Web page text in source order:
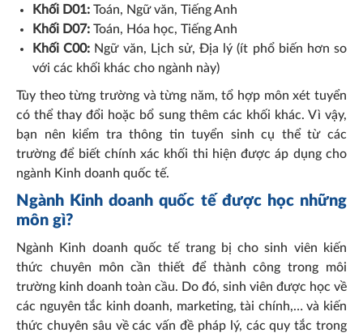
Khối D01: Toán, Ngữ văn, Tiếng Anh
Khối D07: Toán, Hóa học, Tiếng Anh
Khối C00: Ngữ văn, Lịch sử, Địa lý (ít phổ biến hơn so
với các khối khác cho ngành này)
Tùy theo từng trường và từng năm, tổ hợp môn xét tuyển
có thể thay đổi hoặc bổ sung thêm các khối khác. Vì vậy,
bạn nên kiểm tra thông tin tuyển sinh cụ thể từ các
trường để biết chính xác khối thi hiện được áp dụng cho
ngành Kinh doanh quốc tế.
Ngành Kinh doanh quốc tế được học những
môn gì?
Ngành Kinh doanh quốc tế trang bị cho sinh viên kiến
thức chuyên môn cần thiết để thành công trong môi
trường kinh doanh toàn cầu. Do đó, sinh viên được học về
các nguyên tắc kinh doanh, marketing, tài chính,… và kiến
thức chuyên sâu về các vấn đề pháp lý, các quy tắc trong